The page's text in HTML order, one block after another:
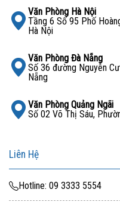
với đầy đủ chứng nhận
hành theo tiêu chuẩn
Với đội ngũ chuyên gia
nhu cầu sử dụng thực tế.
Chúng tôi mang đến
kiệm chi phí đầu tư.
Văn Phòng Hà Nội
Tầng 6 Số 95 Phố
Hà Nội
Văn Phòng Đà Nẵng
Số 36 đường Nguyễn
Nẵng
Văn Phòng Quảng Ngãi
Số 02 Võ Thị Sáu,
Liên Hệ
Hotline: 09 3333 5554